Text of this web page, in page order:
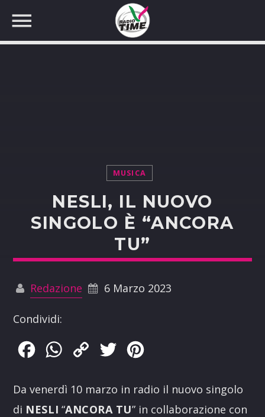
MUSICA
NESLI, IL NUOVO
SINGOLO È “ANCORA
TU”
Redazione 6 Marzo 2023
Condividi:
FacebookWhatsApp
Copy
Twitter
Da venerdì 10 marzo in radio il nuovo singolo
di NESLI “ANCORA TU” in collaborazione con